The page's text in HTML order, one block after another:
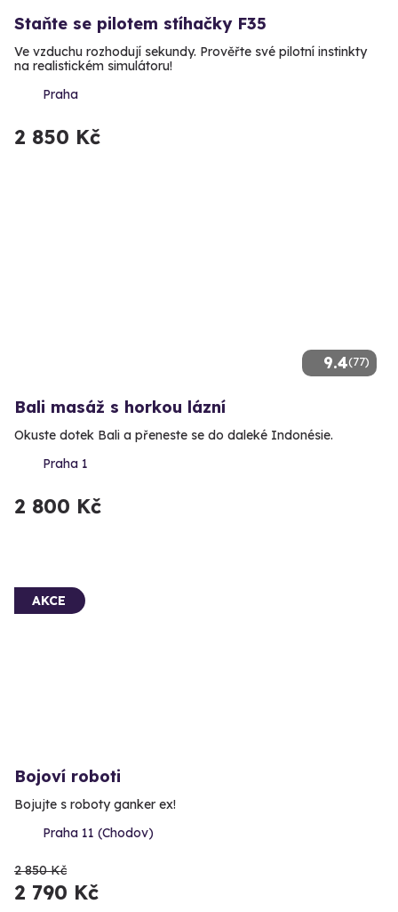
Staňte se pilotem stíhačky F35
Ve vzduchu rozhodují sekundy. Prověřte své pilotní instinkty
na realistickém simulátoru!
Praha
2 850 Kč
9.4(77)
Bali masáž s horkou lázní
Okuste dotek Bali a přeneste se do daleké Indonésie.
Praha 1
2 800 Kč
AKCE
Bojoví roboti
Bojujte s roboty ganker ex!
Praha 11 (Chodov)
2 850 Kč
2 790 Kč